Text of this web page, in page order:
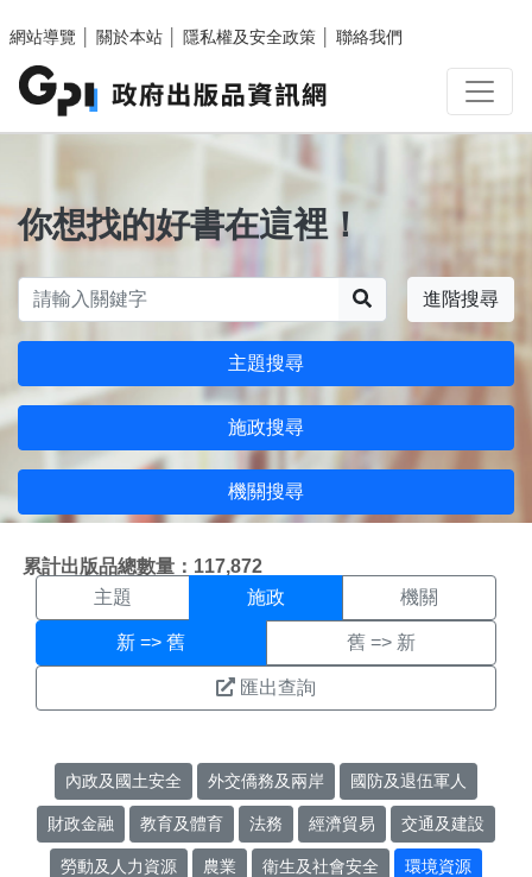
網站導覽
關於本站 隱私權及安全政策 聯絡我們
你想找的好書在這裡！
進階搜尋
主題搜尋
施政搜尋
機關搜尋
累計出版品總數量：117,872
施政搜尋結果頁面
主題 施政 機關
新 => 舊 舊 => 新
匯出查詢
內政及國土安全 外交僑務及兩岸 國防及退伍軍人
財政金融 教育及體育 法務 經濟貿易 交通及建設
勞動及人力資源 農業 衛生及社會安全 環境資源